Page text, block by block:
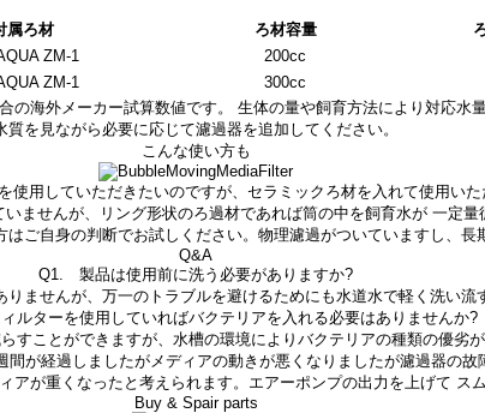
属ろ材 ろ材容量
ZM-1 200cc
ZM-1 300cc
の海外メーカー試算数値です。 生体の量や飼育方法により対応水
質を見ながら必要に応じて濾過器を追加してください。
こんな使い方も
使用していただきたいのですが、セラミックろ材を入れて使用いた
ませんが、リング形状のろ過材であれば筒の中を飼育水が 一定量
ご自身の判断でお試しください。物理濾過がついていますし、長
Q&A
Q1. 製品は使用前に洗う必要がありますか?
ませんが、万一のトラブルを避けるためにも水道水で軽く洗い流
ルターを使用していればバクテリアを入れる必要はありませんか?
ことができますが、水槽の環境によりバクテリアの種類の優劣
が経過しましたがメディアの動きが悪くなりましたが濾過器の故
アが重くなったと考えられます。エアーポンプの出力を上げて ス
Buy & Spair parts